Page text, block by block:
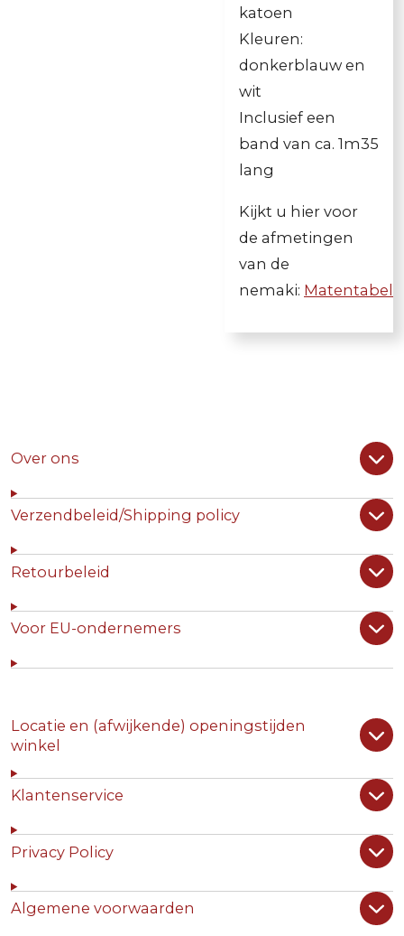
katoen
Kleuren:
donkerblauw en
wit
Inclusief een
band van ca. 1m35
lang
Kijkt u hier voor
de afmetingen
van de
nemaki: Matentabel
Over ons
Verzendbeleid/Shipping policy
Retourbeleid
Voor EU-ondernemers
Locatie en (afwijkende) openingstijden
winkel
Klantenservice
Privacy Policy
Algemene voorwaarden